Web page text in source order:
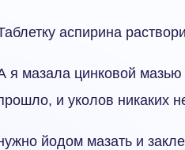
аспирина
я мазала цинковой
и уколов никаких
йодом мазать и